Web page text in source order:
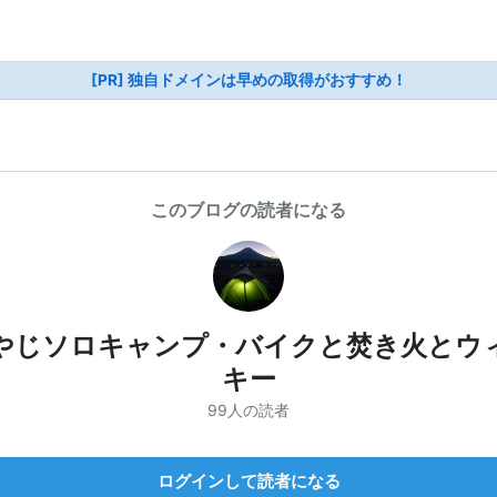
[PR] 独自ドメインは早めの取得がおすすめ！
このブログの読者になる
じソロキャンプ・バイクと焚き火とウ
キー
99人の読者
ログインして読者になる